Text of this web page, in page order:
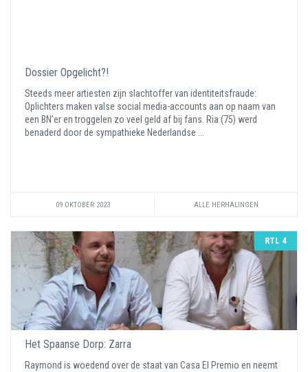
Dossier Opgelicht?!
Steeds meer artiesten zijn slachtoffer van identiteitsfraude:
Oplichters maken valse social media-accounts aan op naam van
een BN'er en troggelen zo veel geld af bij fans. Ria (75) werd
benaderd door de sympathieke Nederlandse ...
09 OKTOBER 2023 ALLE HERHALINGEN
RTL 4
Het Spaanse Dorp: Zarra
Raymond is woedend over de staat van Casa El Premio en neemt